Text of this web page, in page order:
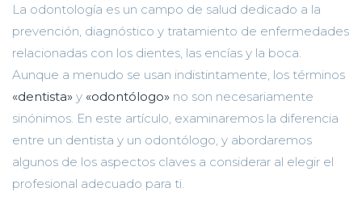
La odontología es un campo de salud dedicado a la
prevención, diagnóstico y tratamiento de enfermedades
relacionadas con los dientes, las encías y la boca.
Aunque a menudo se usan indistintamente, los términos
«dentista» y «odontólogo» no son necesariamente
sinónimos. En este artículo, examinaremos la diferencia
entre un dentista y un odontólogo, y abordaremos
algunos de los aspectos claves a considerar al elegir el
profesional adecuado para ti.